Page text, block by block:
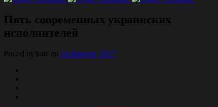
Пять современных украинских
исполнителей
Posted by kate on 24 Жовтня, 2017